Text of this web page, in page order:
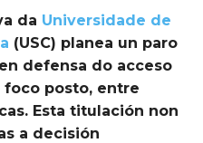
da Universidade de
(USC) planea un paro
defensa do acceso
foco posto, entre
Esta titulación non
a decisión